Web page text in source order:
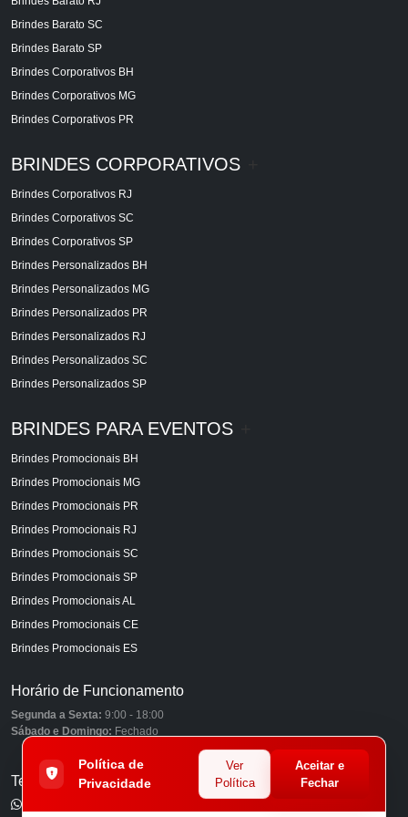
Brindes Barato SC
Brindes Barato SP
Brindes Corporativos BH
Brindes Corporativos MG
Brindes Corporativos PR
BRINDES CORPORATIVOS
Brindes Corporativos RJ
Brindes Corporativos SC
Brindes Corporativos SP
Brindes Personalizados BH
Brindes Personalizados MG
Brindes Personalizados PR
Brindes Personalizados RJ
Brindes Personalizados SC
Brindes Personalizados SP
BRINDES PARA EVENTOS
Brindes Promocionais BH
Brindes Promocionais MG
Brindes Promocionais PR
Brindes Promocionais RJ
Brindes Promocionais SC
Brindes Promocionais SP
Brindes Promocionais AL
Brindes Promocionais CE
Brindes Promocionais ES
Horário de Funcionamento
Segunda a Sexta: 9:00 - 18:00
Sábado e Domingo: Fechado
Telefones
Política de
Privacidade
Ver
Política
Aceitar e
Fechar